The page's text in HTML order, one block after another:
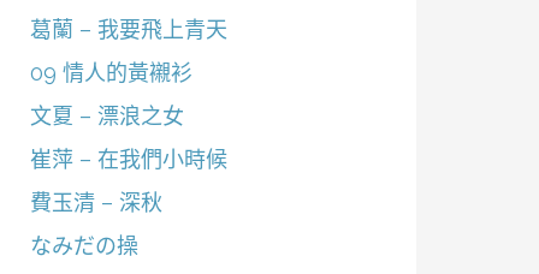
葛蘭 – 我要飛上青天
09 情人的黃襯衫
文夏 – 漂浪之女
崔萍 – 在我們小時候
費玉清 – 深秋
なみだの操